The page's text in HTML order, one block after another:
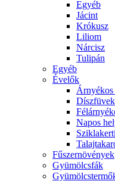
Egyéb
Jácint
Krókusz
Liliom
Nárcisz
Tulipán
Egyéb
Évelők
Díszfüvek
Napos
Fűszernövények
Gyümölcsfák